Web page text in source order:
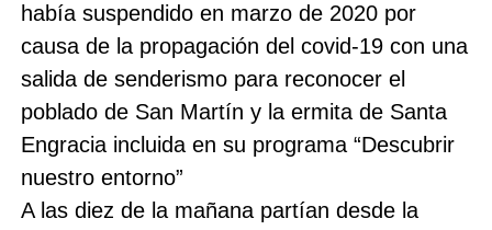
había suspendido en marzo de 2020 por
causa de la propagación del covid-19 con una
salida de senderismo para reconocer el
poblado de San Martín y la ermita de Santa
Engracia incluida en su programa “Descubrir
nuestro entorno”
A las diez de la mañana partían desde la